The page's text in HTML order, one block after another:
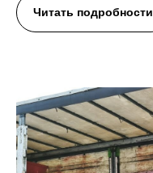
Читать подробности